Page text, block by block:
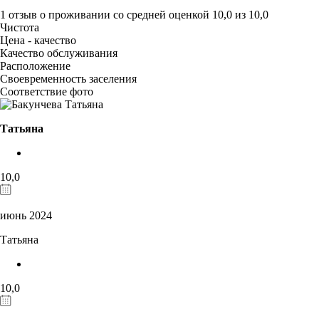
1 отзыв о проживании со средней оценкой 10,0 из 10,0
Чистота
Цена - качество
Качество обслуживания
Расположение
Своевременность заселения
Соответствие фото
Татьяна
10,0
июнь 2024
Татьяна
10,0